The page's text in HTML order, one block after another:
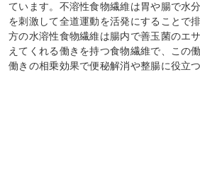
ています。不溶性食物繊維は胃や腸で水
を刺激して全道運動を活発にすることで
方の水溶性食物繊維は腸内で善玉菌のエ
えてくれる働きを持つ食物繊維で、この
働きの相乗効果で便秘解消や整腸に役立